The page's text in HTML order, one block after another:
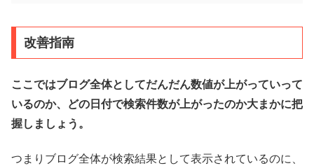
改善指南
ここではブログ全体としてだんだん数値が上がっていって
いるのか、どの日付で検索件数が上がったのか大まかに把
握しましょう。
つまりブログ全体が検索結果として表示されているのに、